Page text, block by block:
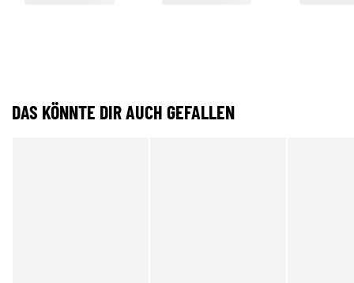
DAS KÖNNTE DIR AUCH GEFALLEN